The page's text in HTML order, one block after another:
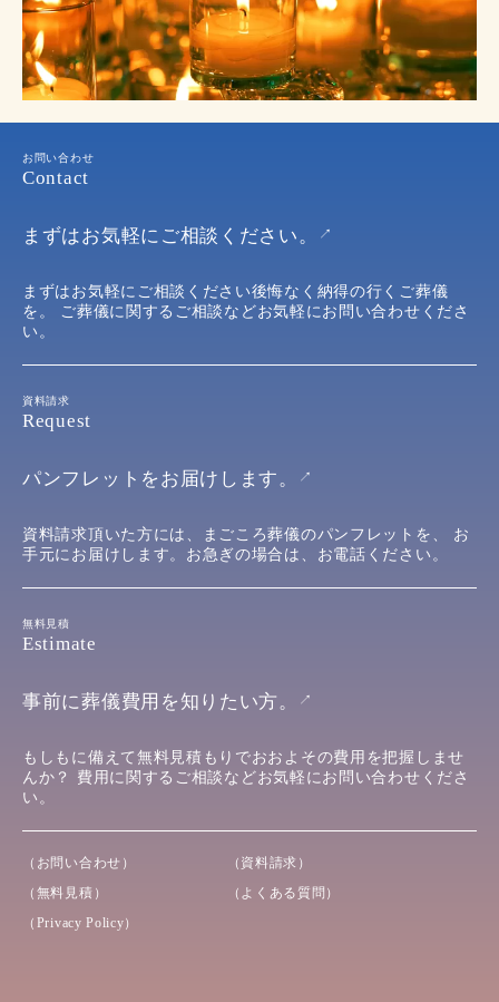
お問い合わせ
Contact
まずはお気軽にご相談ください。 ↗︎
まずはお気軽にご相談ください後悔なく納得の行くご葬儀
を。
ご葬儀に関するご相談などお気軽にお問い合わせくださ
い。
資料請求
Request
パンフレットをお届けします。 ↗︎
資料請求頂いた方には、まごころ葬儀のパンフレットを、
お
手元にお届けします。お急ぎの場合は、お電話ください。
無料見積
Estimate
事前に葬儀費用を知りたい方。 ↗︎
もしもに備えて無料見積もりでおおよその費用を把握しませ
んか？
費用に関するご相談などお気軽にお問い合わせくださ
い。
（お問い合わせ）
（資料請求）
（無料見積）
（よくある質問）
（Privacy Policy）